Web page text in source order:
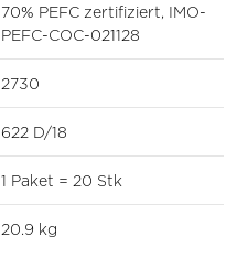
70% PEFC zertifiziert, IMO-
PEFC-COC-021128
2730
622 D/18
1 Paket = 20 Stk
20.9 kg